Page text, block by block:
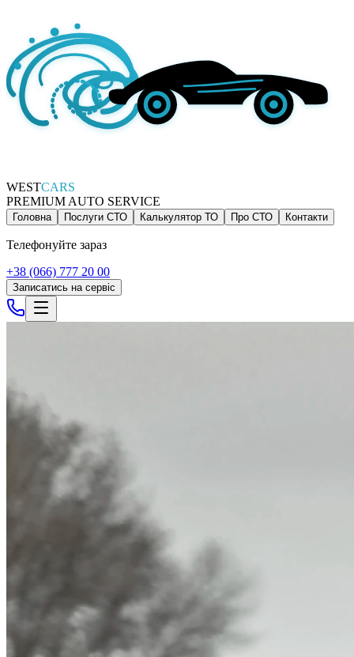
WESTCARS
PREMIUM AUTO SERVICE
Головна Послуги СТО Калькулятор ТО Про СТО Контакти
Телефонуйте зараз
+38 (066) 777 20 00
Записатись на сервіс